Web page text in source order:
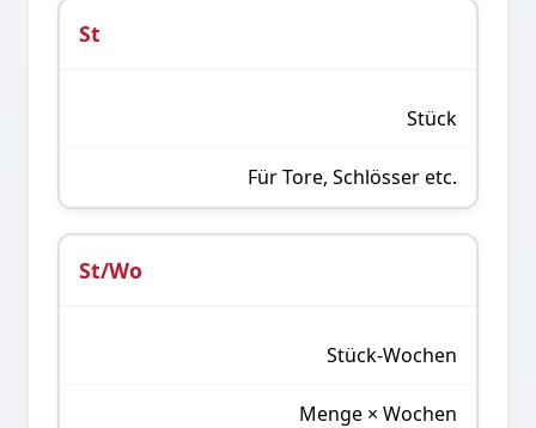
St
Stück
Für Tore, Schlösser etc.
St/Wo
Stück-Wochen
Menge × Wochen